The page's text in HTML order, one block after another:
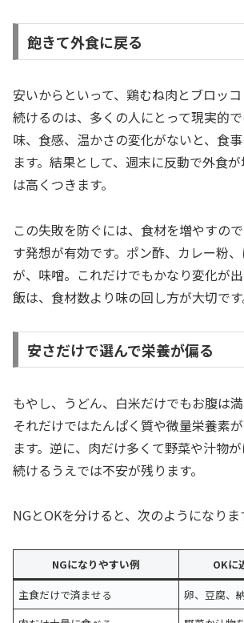
飽きて外食に戻る
安いからといって、鶏むね肉とブロッ
続けるのは、多くの人にとって現実的で
味、食感、温かさの変化がないと、食
ます。結果として、週末に反動で外食
は高くつきます。
この失敗を防ぐには、食材を増やすの
す発想が有効です。ポン酢、カレー粉
が、味噌。これだけでもかなり変化が
飯は、食材数より味の回し方が大切です
安さだけで選んで栄養が偏る
もやし、うどん、白米だけでもお腹は満
それだけではたんぱく質や微量栄養素
ます。逆に、肉だけ多くて野菜や汁物が
続けるうえでは不安が残ります。
NGとOKを分けると、次のようになりま
NGになりやすい例
OKに
主食だけで済ませる
卵、豆腐、